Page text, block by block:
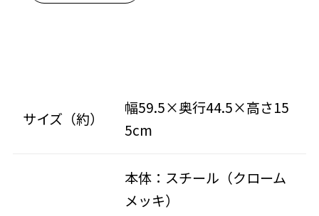
サイズ（約）
幅59.5×奥行44.5×高さ15
5cm
本体：スチール（クローム
メッキ）